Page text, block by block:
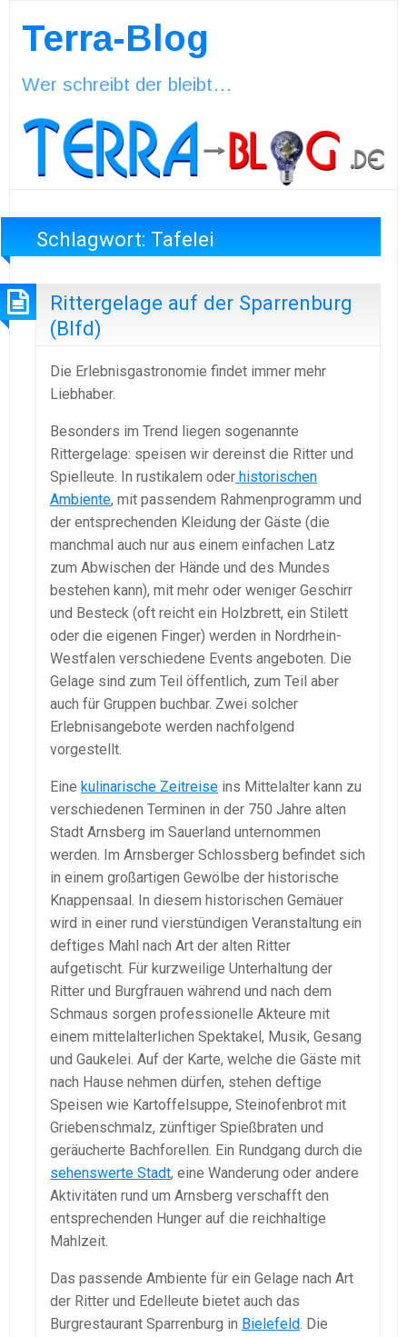
Terra-Blog
Wer schreibt der bleibt…
Schlagwort: Tafelei
Rittergelage auf der Sparrenburg
(Blfd)
Die Erlebnisgastronomie findet immer mehr
Liebhaber.
Besonders im Trend liegen sogenannte
Rittergelage: speisen wir dereinst die Ritter und
Spielleute. In rustikalem oder historischen
Ambiente, mit passendem Rahmenprogramm und
der entsprechenden Kleidung der Gäste (die
manchmal auch nur aus einem einfachen Latz
zum Abwischen der Hände und des Mundes
bestehen kann), mit mehr oder weniger Geschirr
und Besteck (oft reicht ein Holzbrett, ein Stilett
oder die eigenen Finger) werden in Nordrhein-
Westfalen verschiedene Events angeboten. Die
Gelage sind zum Teil öffentlich, zum Teil aber
auch für Gruppen buchbar. Zwei solcher
Erlebnisangebote werden nachfolgend
vorgestellt.
Eine kulinarische Zeitreise ins Mittelalter kann zu
verschiedenen Terminen in der 750 Jahre alten
Stadt Arnsberg im Sauerland unternommen
werden. Im Arnsberger Schlossberg befindet sich
in einem großartigen Gewölbe der historische
Knappensaal. In diesem historischen Gemäuer
wird in einer rund vierstündigen Veranstaltung ein
deftiges Mahl nach Art der alten Ritter
aufgetischt. Für kurzweilige Unterhaltung der
Ritter und Burgfrauen während und nach dem
Schmaus sorgen professionelle Akteure mit
einem mittelalterlichen Spektakel, Musik, Gesang
und Gaukelei. Auf der Karte, welche die Gäste mit
nach Hause nehmen dürfen, stehen deftige
Speisen wie Kartoffelsuppe, Steinofenbrot mit
Griebenschmalz, zünftiger Spießbraten und
geräucherte Bachforellen. Ein Rundgang durch die
sehenswerte Stadt, eine Wanderung oder andere
Aktivitäten rund um Arnsberg verschafft den
entsprechenden Hunger auf die reichhaltige
Mahlzeit.
Das passende Ambiente für ein Gelage nach Art
der Ritter und Edelleute bietet auch das
Burgrestaurant Sparrenburg in Bielefeld. Die